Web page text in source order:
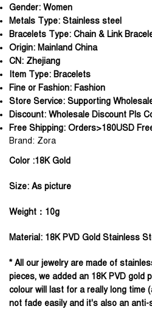
Gender: Women
Metals Type: Stainless steel
Bracelets Type: Chain & Link
Origin: Mainland China
CN: Zhejiang
Item Type: Bracelets
Fine or Fashion: Fashion
Store Service: Supporting
Discount: Wholesale Discount Pls
Free Shipping: Orders>180USD
Brand: Zora
Color :18K Gold
Size: As picture
Weight：10g
Material: 18K PVD Gold Stainless
* All our jewelry are made of
pieces, we added an 18K PVD gold
colour will last for a really long time
not fade easily and it's also an anti-